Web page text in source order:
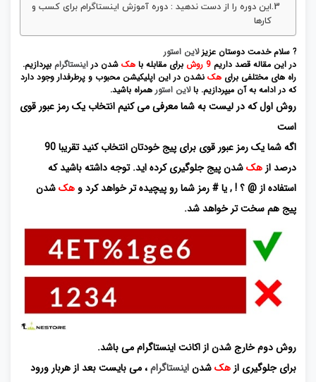
این دوره را از دست ندهید : دوره آموزش اینستاگرام برای کسب و
کارها
? سلام خدمت دوستان عزیزلاین استور
در این مقاله قصد داریم 9 روش برای مقابله با هکشدن در اینستاگرام بپردازیم.
راه های مختلفی برای هکنشدن در این اپلیکیشن محبوب و پرطرفدار وجود دارد
که در ادامه به آن میپردازیم. بالاین استورهمراه باشید.
روش اول که در لیست به شما معرفی می کنیم انتخاب یک رمز عبور قوی
است
اگه شما یک رمز عبور قوی برای پیج خودتان انتخاب کنید تقریبا 90
درصد از هکشدن پیج جلوگیری کرده اید. توجه داشته باشید که
استفاده از @ ؟ ! , یا # رمز شما رو پیچیده تر خواهد کرد و هکشدن
پیج هم سخت تر خواهد شد.
روش دوم خارج شدن از اکانت اینستاگرام می باشد.
برای جلوگیری از هکشدناینستاگرام، می بایست بعد از هربار ورود